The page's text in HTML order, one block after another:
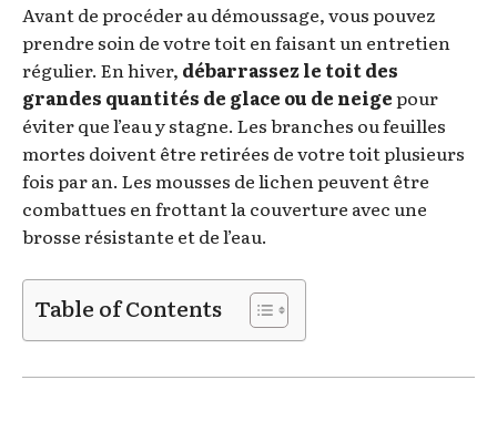
Avant de procéder au démoussage, vous pouvez
prendre soin de votre toit en faisant un entretien
régulier. En hiver, débarrassez le toit des
grandes quantités de glace ou de neigepour
éviter que l’eau y stagne. Les branches ou feuilles
mortes doivent être retirées de votre toit plusieurs
fois par an. Les mousses de lichen peuvent être
combattues en frottant la couverture avec une
brosse résistante et de l’eau.
Table of Contents